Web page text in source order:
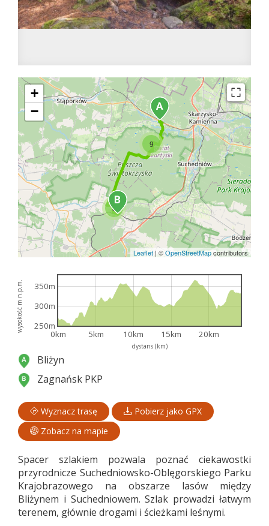
9
3
+
−
Leaflet | ©OpenStreetMapcontributors
dystans (km)
wysokość m n.p.m.
0km 5km 10km 15km 20km
250m
300m
350m
Bliżyn
Zagnańsk PKP
Wyznacz trasę
Pobierz jako GPX
Zobacz na mapie
Spacer szlakiem pozwala poznać ciekawostki
przyrodnicze Suchedniowsko-Oblęgorskiego Parku
Krajobrazowego na obszarze lasów między
Bliżynem i Suchedniowem. Szlak prowadzi łatwym
terenem, głównie drogami i ścieżkami leśnymi.